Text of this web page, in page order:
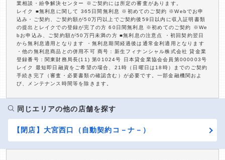
業相談・紛争解決センター ※ご契約には所定の審査があります。
レイク ■無利息に関して 365日間無利息 ※初めてのご契約 ※Webでお申
込み・ご契約、ご契約額が50万円以上でご契約後59日以内に収入証明書類
の提出とレイクでの登録が完了の方 60日間無利息 ※初めてのご契約 ※We
bお申込み、ご契約額が50万円未満の方 ■無利息の注意点 ・初回契約翌日
から無利息適用となります ・無利息期間経過後は通常金利適用となります
・他の無利息商品との併用不可 商号：新生フィナンシャル株式会社 貸金業
登録番号：関東財務局長(11) 第01024号 日本貸金業協会会員第000003号
レイク 最短即日融資をご希望の場合、21時（日曜日は18時）までのご契約
手続き完了（審査・必要書類の確認含む）が必要です。一部金融機関およ
び、メンテナンス時間等を除きます。
同じエリアの他の店舗を探す
【閉店】大宮西口（自動契約コ－ナ－）